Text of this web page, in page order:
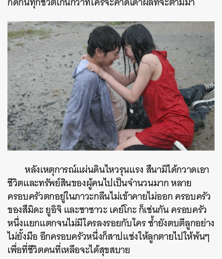
หลังเหตุการณ์แผ่นดินไหวรุนแรง สึนามิได้กวาดเอา
ชีวิตและทรัพย์สินของผู้คนไปเป็นจำนวนมาก หลาย
ครอบครัวตกอยู่ในภาวะกลืนไม่เข้าคายไม่ออก ครอบครัว
ของสึมิดะ ยูอิจิ และชาซาวะ เคย์โกะ ก็เช่นกัน ครอบครัว
หนึ่งแยกแตกจนไม่มีใครลงรอยกับใคร ซ้ำยังตบตีลูกอย่าง
ไม่ยั้งมือ อีกครอบครัวหนึ่งก็สาปแช่งให้ลูกตายไปให้พ้นๆ
เพื่อที่ชีวิตคนที่เหลือจะได้สุขสบาย